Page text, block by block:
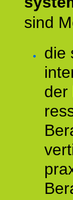
sind
die
der